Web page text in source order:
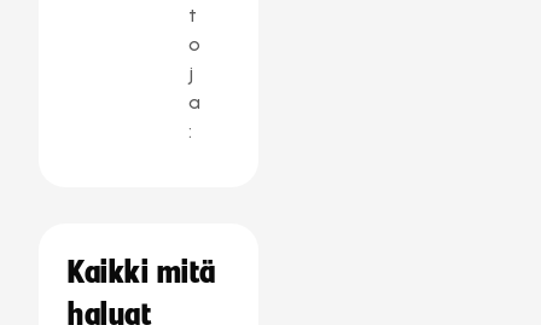
t
o
j
a
:
Kaikki mitä
haluat